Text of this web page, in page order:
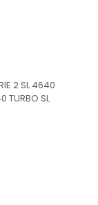
2 SL 4640
TURBO SL